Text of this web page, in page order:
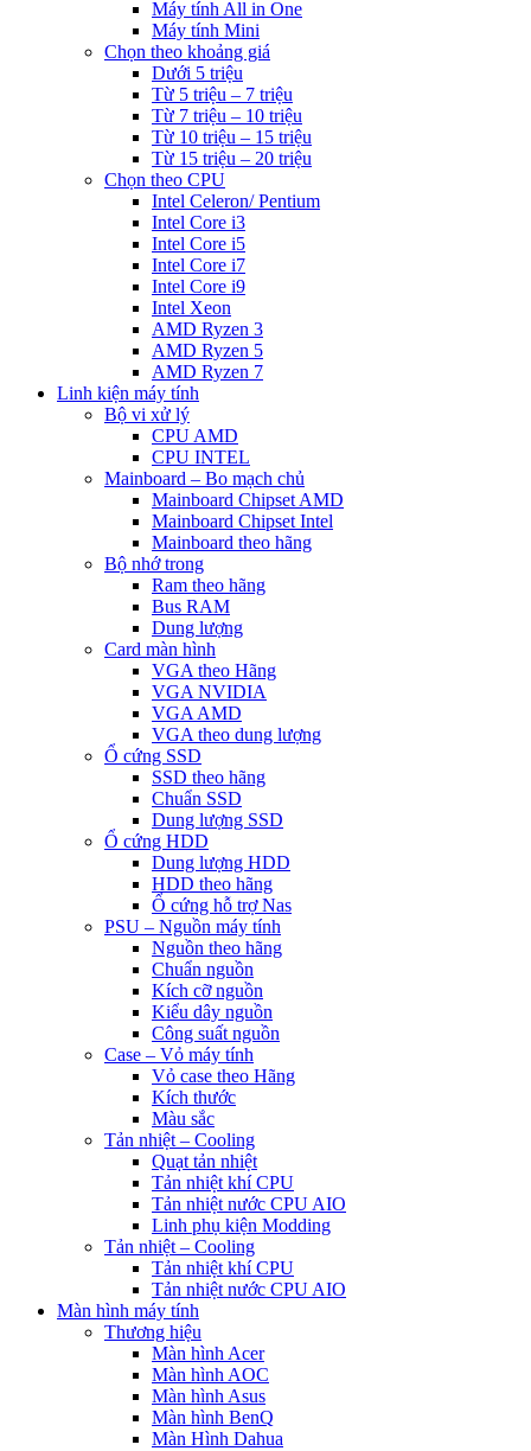
Máy tính All in One
Máy tính Mini
Chọn theo khoảng giá
Dưới 5 triệu
Từ 5 triệu – 7 triệu
Từ 7 triệu – 10 triệu
Từ 10 triệu – 15 triệu
Từ 15 triệu – 20 triệu
Chọn theo CPU
Intel Celeron/ Pentium
Intel Core i3
Intel Core i5
Intel Core i7
Intel Core i9
Intel Xeon
AMD Ryzen 3
AMD Ryzen 5
AMD Ryzen 7
Linh kiện máy tính
Bộ vi xử lý
CPU AMD
CPU INTEL
Mainboard – Bo mạch chủ
Mainboard Chipset AMD
Mainboard Chipset Intel
Mainboard theo hãng
Bộ nhớ trong
Ram theo hãng
Bus RAM
Dung lượng
Card màn hình
VGA theo Hãng
VGA NVIDIA
VGA AMD
VGA theo dung lượng
Ổ cứng SSD
SSD theo hãng
Chuẩn SSD
Dung lượng SSD
Ổ cứng HDD
Dung lượng HDD
HDD theo hãng
Ổ cứng hỗ trợ Nas
PSU – Nguồn máy tính
Nguồn theo hãng
Chuẩn nguồn
Kích cỡ nguồn
Kiểu dây nguồn
Công suất nguồn
Case – Vỏ máy tính
Vỏ case theo Hãng
Kích thước
Màu sắc
Tản nhiệt – Cooling
Quạt tản nhiệt
Tản nhiệt khí CPU
Tản nhiệt nước CPU AIO
Linh phụ kiện Modding
Tản nhiệt – Cooling
Tản nhiệt khí CPU
Tản nhiệt nước CPU AIO
Màn hình máy tính
Thương hiệu
Màn hình Acer
Màn hình AOC
Màn hình Asus
Màn hình BenQ
Màn Hình Dahua